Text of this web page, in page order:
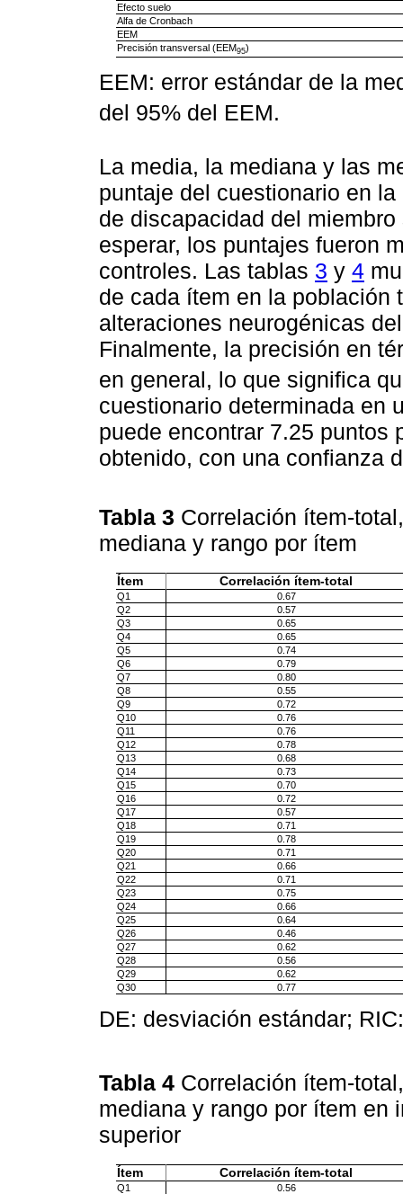
Efecto suelo
Alfa de Cronbach
EEM
Precisión transversal (EEM95)
EEM: error estándar de la
del 95% del EEM.
La media, la mediana y las
puntaje del cuestionario en
de discapacidad del
esperar, los puntajes fueron
controles. Las tablas 3 y 4
de cada ítem en la población
alteraciones neurogénicas
Finalmente, la precisión en
en general, lo que significa
cuestionario determinada en
puede encontrar 7.25 puntos
obtenido, con una confianza
Tabla 3 Correlación ítem-
mediana y rango por ítem
Ítem Correlación ítem-total
Q1
0.67
Q2
0.57
Q3
0.65
Q4
0.65
Q5
0.74
Q6
0.79
Q7
0.80
Q8
0.55
Q9
0.72
Q10
0.76
Q11
0.76
Q12
0.78
Q13
0.68
Q14
0.73
Q15
0.70
Q16
0.72
Q17
0.57
Q18
0.71
Q19
0.78
Q20
0.71
Q21
0.66
Q22
0.71
Q23
0.75
Q24
0.66
Q25
0.64
Q26
0.46
Q27
0.62
Q28
0.56
Q29
0.62
Q30
0.77
DE: desviación estándar;
Tabla 4 Correlación ítem-
mediana y rango por ítem en
superior
Ítem Correlación ítem-total
Q1
0.56